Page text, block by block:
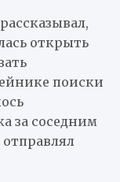
открыть
поиски
за соседним